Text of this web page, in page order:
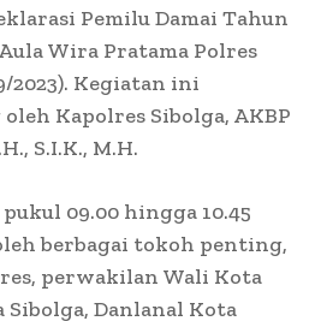
Pemilu Damai Tahun
Wira Pratama Polres
2023). Kegiatan ini
Kapolres Sibolga, AKBP
S.I.K., M.H.
09.00 hingga 10.45
berbagai tokoh penting,
perwakilan Wali Kota
Sibolga, Danlanal Kota